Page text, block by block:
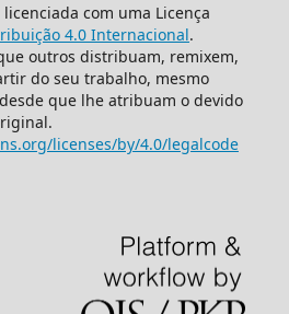
com uma Licença
4.0 Internacional.
outros distribuam, remixem,
do seu trabalho, mesmo
que lhe atribuam o devido
licenses/by/4.0/legalcode